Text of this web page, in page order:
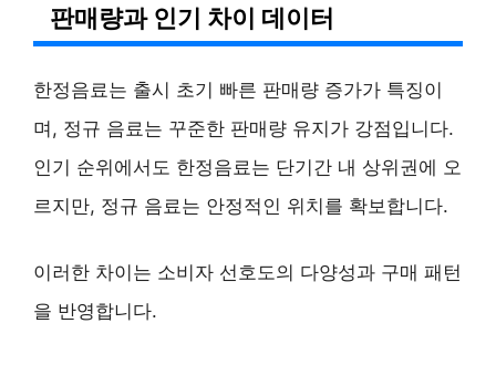
판매량과 인기 차이 데이터
한정음료는 출시 초기 빠른 판매량 증가가 특징이
며, 정규 음료는 꾸준한 판매량 유지가 강점입니다.
인기 순위에서도 한정음료는 단기간 내 상위권에 오
르지만, 정규 음료는 안정적인 위치를 확보합니다.
이러한 차이는 소비자 선호도의 다양성과 구매 패턴
을 반영합니다.